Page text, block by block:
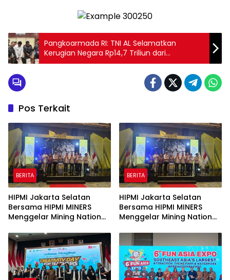
Pangkoarmada RI: TNI AL Selamatkan
Kerugian Negara Rp14,7 Triliun dari
Penyelundupan Ilegal
Pos Terkait
BERITA
HIPMI Jakarta Selatan
Bersama HIPMI MINERS
Menggelar Mining Nation
Indah Golf Jakarta
BERITA
HIPMI Jakarta Selatan
Bersama HIPMI MINERS
Menggelar Mining Nation
Indah Golf Jakarta